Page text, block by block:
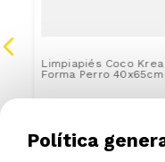
Limpiapiés Coco Krea
Forma Perro 40x65cm
S/42.99
Política